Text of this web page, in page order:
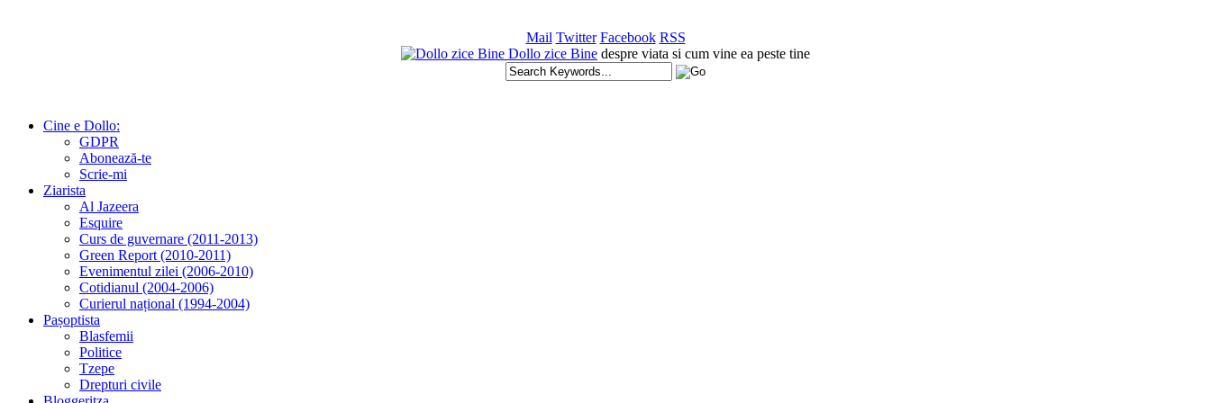
Mail Twitter Facebook RSS
Dollo zice Bine despre viata si cum vine ea peste tine
Cine e Dollo:
GDPR
Abonează-te
Scrie-mi
Ziarista
Al Jazeera
Esquire
Curs de guvernare (2011-2013)
Green Report (2010-2011)
Evenimentul zilei (2006-2010)
Cotidianul (2004-2006)
Curierul național (1994-2004)
Pașoptista
Blasfemii
Politice
Tzepe
Drepturi civile